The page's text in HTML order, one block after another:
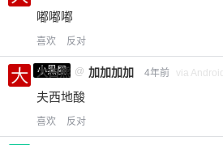
嘟嘟嘟
喜欢 反对
小黑屋
大白熊 @ 加加加加 4年前 via Android
夫西地酸
喜欢 反对